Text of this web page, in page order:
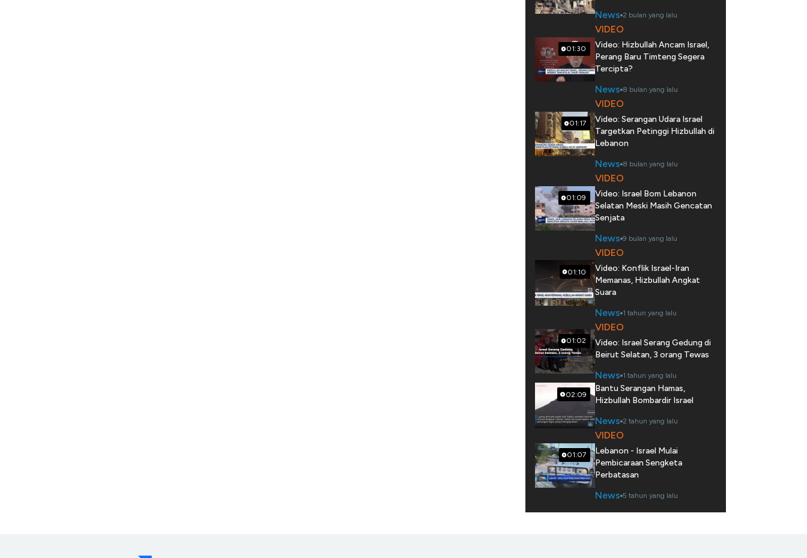
News 2 bulan yang lalu
01:30
VIDEO
Video: Hizbullah Ancam Israel,
Perang Baru Timteng Segera
Tercipta?
News 8 bulan yang lalu
01:17
VIDEO
Video: Serangan Udara Israel
Targetkan Petinggi Hizbullah di
Lebanon
News 8 bulan yang lalu
01:09
VIDEO
Video: Israel Bom Lebanon
Selatan Meski Masih Gencatan
Senjata
News 9 bulan yang lalu
01:10
VIDEO
Video: Konflik Israel-Iran
Memanas, Hizbullah Angkat
Suara
News 1 tahun yang lalu
01:02
VIDEO
Video: Israel Serang Gedung di
Beirut Selatan, 3 orang Tewas
News 1 tahun yang lalu
02:09
Bantu Serangan Hamas,
Hizbullah Bombardir Israel
News 2 tahun yang lalu
01:07
VIDEO
Lebanon - Israel Mulai
Pembicaraan Sengketa
Perbatasan
News 5 tahun yang lalu